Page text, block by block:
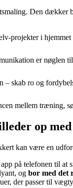
Den dækker
projekter i
er nøglen
– skab ro og
mellem træning,
op
kan være en
på telefonen til at
og bor med det
der passer til